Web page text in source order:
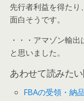
先行者利益を得た
面白そうです。
・・・アマゾン輸
と思いました。
あわせて読みた
FBAの受領・納